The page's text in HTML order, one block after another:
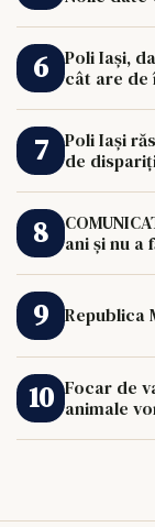
Poli Iași,
cât are de
Poli Iași
de
ani și nu a
Republica
Focar de
animale